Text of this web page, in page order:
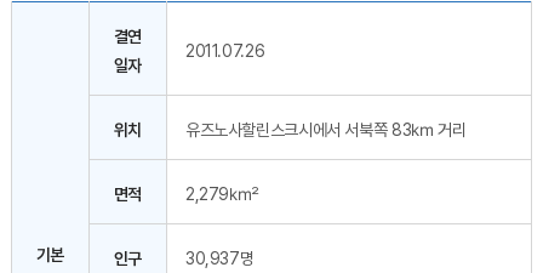
기본
결연
일자
2011.07.26
위치 유즈노사할린스크시에서 서북쪽 83㎞ 거리
면적 2,279㎢
인구 30,937명